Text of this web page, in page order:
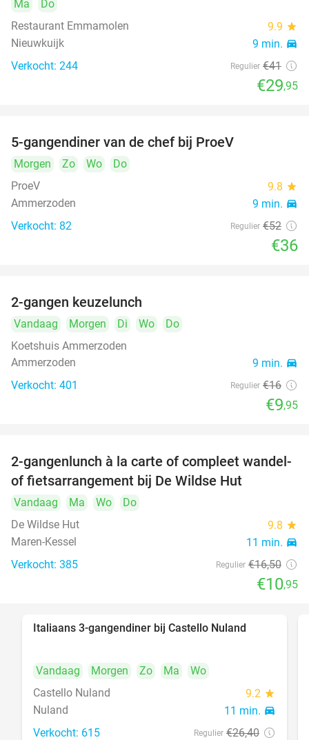
Ma
Do
Restaurant Emmamolen
9.9 star
Nieuwkuijk 9 min. directions_car
Verkocht: 244 Regulier €41
€29,95
5-gangendiner van de chef bij ProeV
Morgen Zo Wo
Do
ProeV
9.8 star
Ammerzoden 9 min. directions_car
Verkocht: 82 Regulier €52
€36
2-gangen keuzelunch
Vandaag Morgen Di Wo
Do
Koetshuis Ammerzoden
Ammerzoden
9 min. directions_car
Verkocht: 401 Regulier €16
€9,95
34%
2-gangenlunch à la carte of compleet wandel-
of fietsarrangement bij De Wildse Hut
Vandaag Ma Wo
Do
De Wildse Hut
9.8 star
Maren-Kessel 11 min. directions_car
Verkocht: 385 Regulier €16,50
€10,95
Italiaans 3-gangendiner bij Castello Nuland
Vandaag Morgen Zo Ma
Wo
Castello Nuland
9.2 star
Nuland 11 min. directions_car
Verkocht: 615 Regulier €26,40